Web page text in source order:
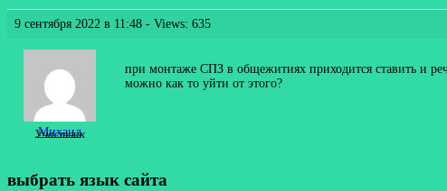
9 сентября 2022 в 11:48 - Views: 635
Михаил
Участник
при монтаже СПЗ в общежитиях приходится ставить и
можно как то уйти от этого?
выбрать язык сайта